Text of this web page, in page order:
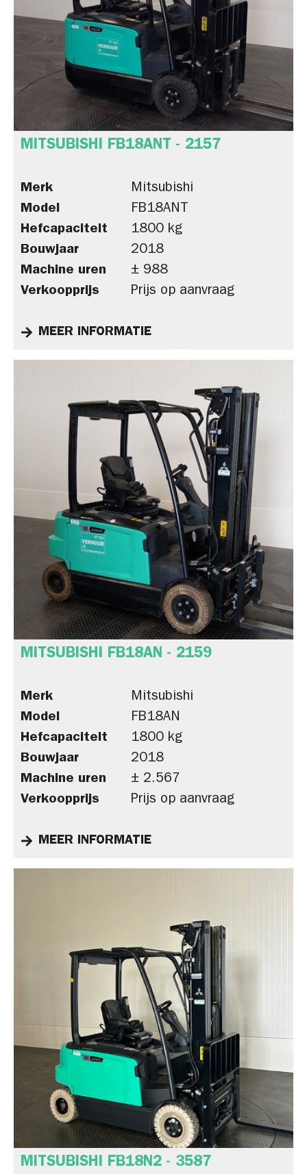
MITSUBISHI FB18ANT - 2157
Merk
Mitsubishi
Model
FB18ANT
Hefcapaciteit
1800 kg
Bouwjaar
2018
Machine uren
± 988
Verkoopprijs
Prijs op aanvraag
MEER INFORMATIE
MITSUBISHI FB18AN - 2159
Merk
Mitsubishi
Model
FB18AN
Hefcapaciteit
1800 kg
Bouwjaar
2018
Machine uren
± 2.567
Verkoopprijs
Prijs op aanvraag
MEER INFORMATIE
MITSUBISHI FB18N2 - 3587